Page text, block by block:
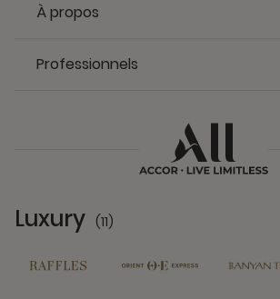
À propos
Professionnels
Luxury (11)